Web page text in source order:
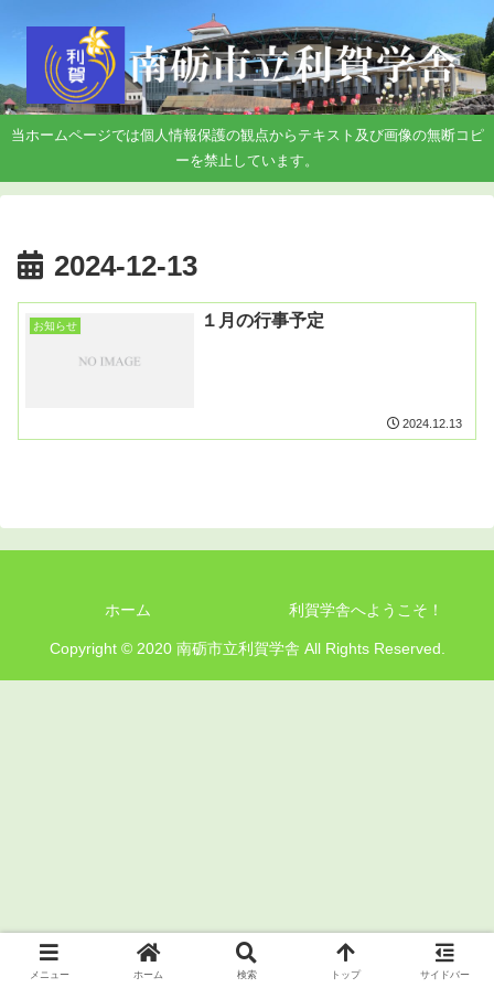
当ホームページでは個人情報保護の観点からテキスト及び画像の無断コピ
ーを禁止しています。
2024-12-13
お知らせ １月の行事予定
2024.12.13
ホーム 利賀学舎へようこそ！
Copyright © 2020 南砺市立利賀学舎 All Rights Reserved.
メニュー ホーム 検索 トップ サイドバー